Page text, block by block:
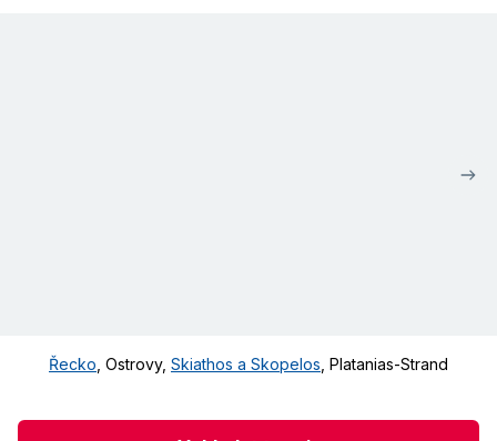
Řecko Ostrovy, Skiathos a Skopelos Platanias-Strand